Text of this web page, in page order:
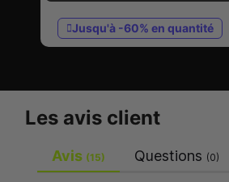
Jusqu'à -60% en quantité
Les avis client
Avis (15) Questions (0)